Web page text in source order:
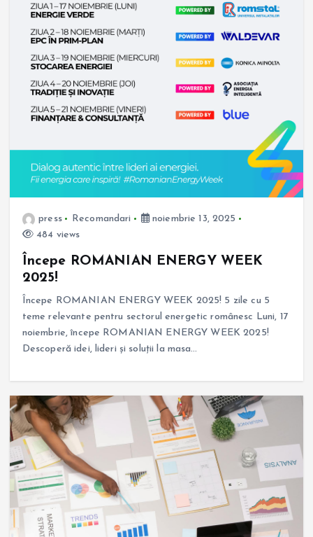
press Recomandari
noiembrie 13, 2025
484 views
Începe ROMANIAN ENERGY WEEK
2025!
Începe ROMANIAN ENERGY WEEK 2025! 5 zile cu 5
teme relevante pentru sectorul energetic românesc Luni, 17
noiembrie, începe ROMANIAN ENERGY WEEK 2025!
Descoperă idei, lideri și soluții la masa…